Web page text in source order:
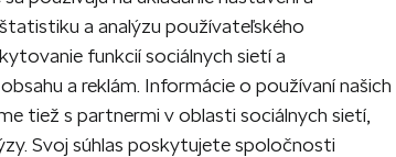
1
a analýzu používateľského
funkcií sociálnych sietí a
a reklám. Informácie o používaní našich
tiež s partnermi v oblasti sociálnych sietí,
Svoj súhlas poskytujete spoločnosti